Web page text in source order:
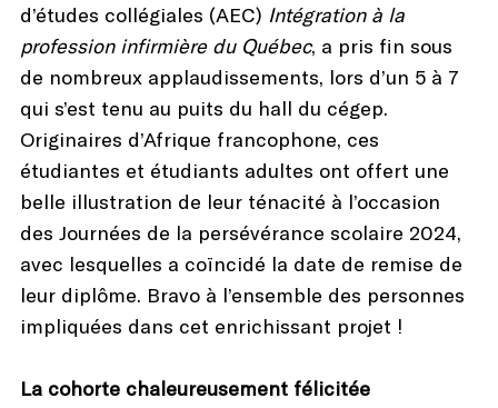
d’études collégiales (AEC) Intégration à la
profession infirmière du Québec, a pris fin sous
de nombreux applaudissements, lors d’un 5 à 7
qui s’est tenu au puits du hall du cégep.
Originaires d’Afrique francophone, ces
étudiantes et étudiants adultes ont offert une
belle illustration de leur ténacité à l’occasion
des Journées de la persévérance scolaire 2024,
avec lesquelles a coïncidé la date de remise de
leur diplôme. Bravo à l’ensemble des personnes
impliquées dans cet enrichissant projet !
La cohorte chaleureusement félicitée